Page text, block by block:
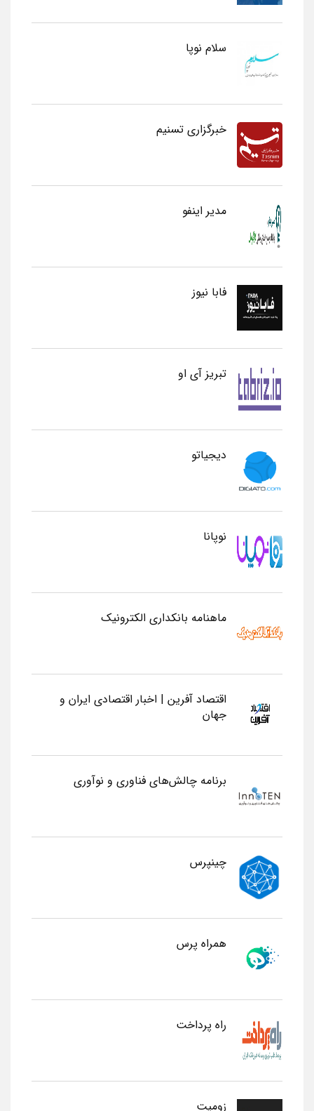
سلام نوپا
خبرگزاری تسنیم
مدیر اینفو
فابا نیوز
تبریز آی او
دیجیاتو
نوپانا
ماهنامه بانکداری الکترونیک
اقتصاد آفرین | اخبار اقتصادی ایران و
جهان
برنامه چالش‌های فناوری و نوآوری
چینپرس
همراه پرس
راه پرداخت
زومیت